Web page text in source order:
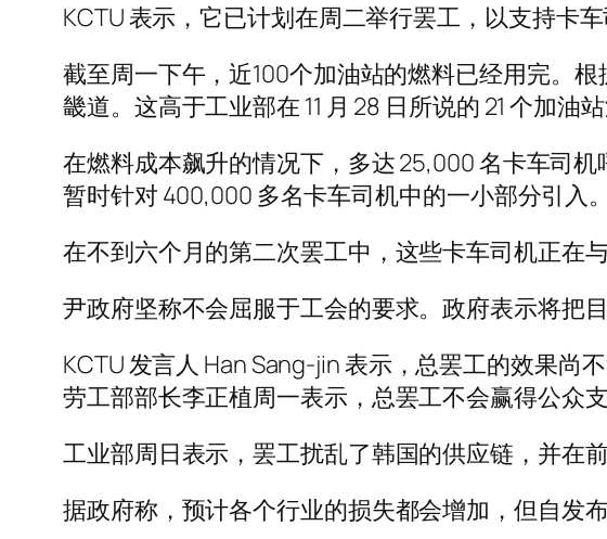
KCTU 表示，它已计划在周二举行罢工，以支持卡车
截至周一下午，近100个加油站的燃料已经用完。
畿道。这高于工业部在 11 月 28 日所说的 21 个加油
在燃料成本飙升的情况下，多达 25,000 名卡车司
暂时针对 400,000 多名卡车司机中的一小部分引入。
在不到六个月的第二次罢工中，这些卡车司机正在
尹政府坚称不会屈服于工会的要求。政府表示将把
KCTU 发言人 Han Sang-jin 表示，总罢工的效果尚
劳工部部长李正植周一表示，总罢工不会赢得公众支
工业部周日表示，罢工扰乱了韩国的供应链，并在
据政府称，预计各个行业的损失都会增加，但自发